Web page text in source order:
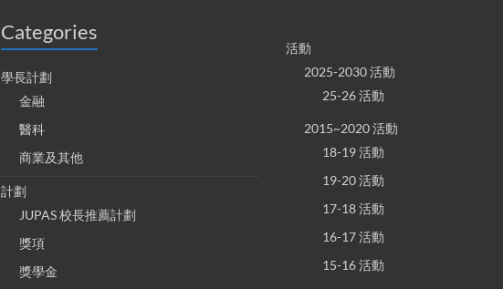
Categories
學長計劃
金融
醫科
商業及其他
計劃
JUPAS 校長推薦計劃
獎項
獎學金
活動
2025-2030 活動
25-26 活動
2015~2020 活動
18-19 活動
19-20 活動
17-18 活動
16-17 活動
15-16 活動